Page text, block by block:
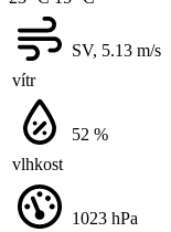
vítr
SV, 5.13 m/s
vlhkost
52 %
1023 hPa